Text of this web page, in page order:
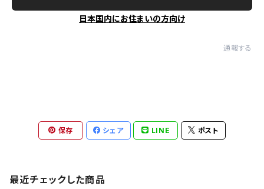
日本国内にお住まいの方向け
通報する
保存 シェア LINE ポスト
最近チェックした商品